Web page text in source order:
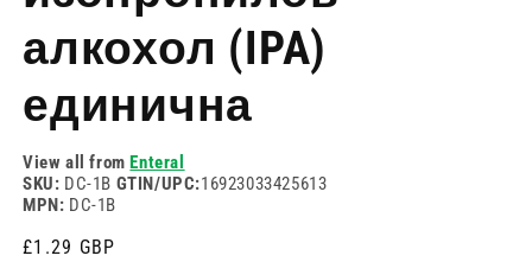
алкохол (IPA)
единична
View all fromEnteral
SKU: DC-1B GTIN/UPC:16923033425613
MPN: DC-1B
Редовна
£1.29 GBP